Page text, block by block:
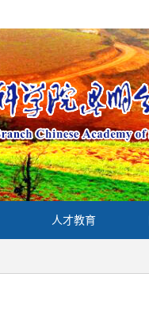
人才教育